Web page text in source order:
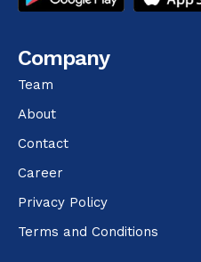
Company
Team
About
Contact
Career
Privacy Policy
Terms and Conditions